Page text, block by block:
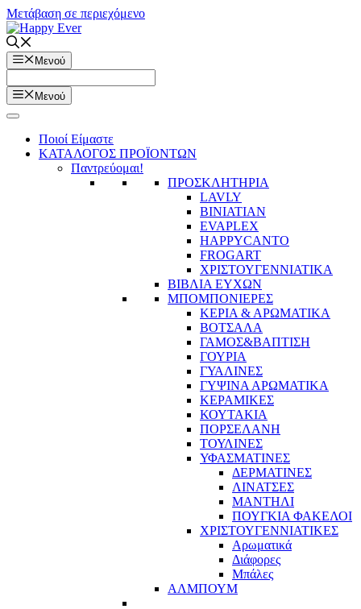
Μετάβαση σε περιεχόμενο
Μενού
Μενού
Ποιοί Είμαστε
ΚΑΤΑΛΟΓΟΣ ΠΡΟΪΟΝΤΩΝ
Παντρεύομαι!
ΠΡΟΣΚΛΗΤΗΡΙΑ
LAVLY
BINIATIAN
EVAPLEX
HAPPYCANTO
FROGART
ΧΡΙΣΤΟΥΓΕΝΝΙΑΤΙΚΑ
ΒΙΒΛΙΑ ΕΥΧΩΝ
ΜΠΟΜΠΟΝΙΕΡΕΣ
ΚΕΡΙΑ & ΑΡΩΜΑΤΙΚΑ
ΒΟΤΣΑΛΑ
ΓΑΜΟΣ&ΒΑΠΤΙΣΗ
ΓΟΥΡΙΑ
ΓΥΑΛΙΝΕΣ
ΓΥΨΙΝΑ ΑΡΩΜΑΤΙΚΑ
ΚΕΡΑΜΙΚΕΣ
ΚΟΥΤΑΚΙΑ
ΠΟΡΣΕΛΑΝΗ
ΤΟΥΛΙΝΕΣ
ΥΦΑΣΜΑΤΙΝΕΣ
ΔΕΡΜΑΤΙΝΕΣ
ΛΙΝΑΤΣΕΣ
ΜΑΝΤΗΛΙ
ΠΟΥΓΚΙΑ ΦΑΚΕΛΟΙ
ΧΡΙΣΤΟΥΓΕΝΝΙΑΤΙΚΕΣ
Αρωματικά
Διάφορες
Μπάλες
ΑΛΜΠΟΥΜ